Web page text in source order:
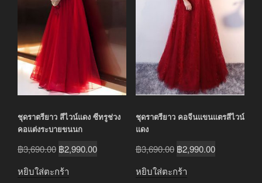
ชุดราตรียาว สีไวน์แดง ซีทรูช่วง
คอแต่งระบายขนนก
฿3,690.00 Original
฿2,990.00Current
หยิบใส่ตะกร้า
ชุดราตรียาว คอจีนแขนแตรสีไวน์
แดง
฿3,690.00 Original
฿2,990.00Current
หยิบใส่ตะกร้า